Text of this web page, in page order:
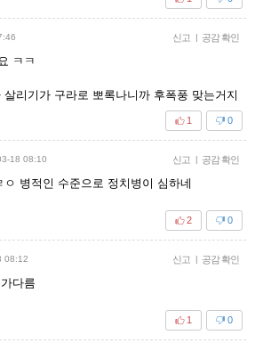
신고 | 공감 확인
ㅋㅋ
리기가 구라로 뽀록나니까 후폭풍 맞는거지
0
1
18 08:10 신고 | 공감 확인
병적인 수준으로 정치병이 심하네
0
2
08:12 신고 | 공감 확인
다름
0
1